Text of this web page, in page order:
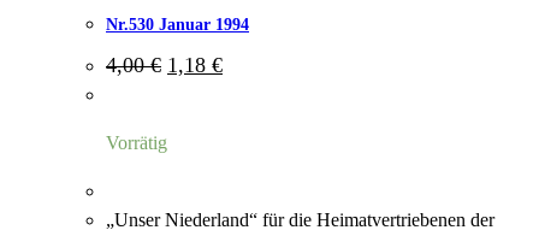
Nr.530 Januar 1994
4,00€ Ursprünglicher
Preis
1,18 €Aktueller
Preis
Vorrätig
„Unser Niederland“ für die Heimatvertriebenen der